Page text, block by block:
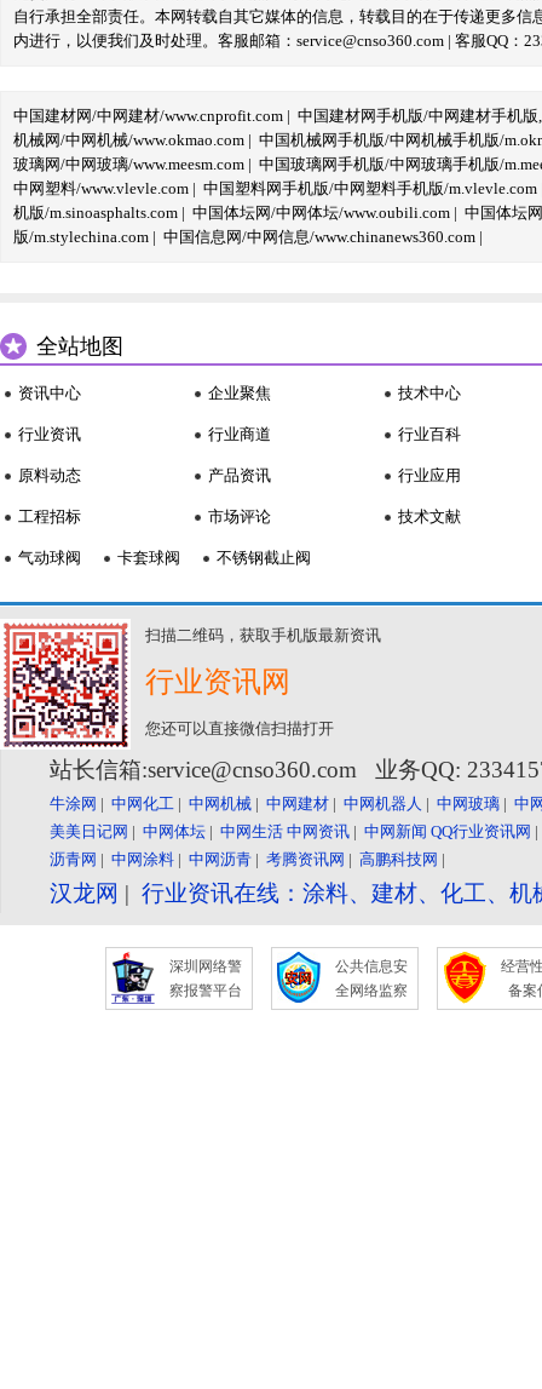
自行承担全部责任。本网转载自其它媒体的信息，转载目的在于传递更多
内进行，以便我们及时处理。客服邮箱：service@cnso360.com | 客服QQ：
中国建材网/中网建材/www.cnprofit.com | 中国建材网手机版/中网建材手机版
机械网/中网机械/www.okmao.com | 中国机械网手机版/中网机械手机版/
玻璃网/中网玻璃/www.meesm.com | 中国玻璃网手机版/中网玻璃手机版/
中网塑料/www.vlevle.com | 中国塑料网手机版/中网塑料手机版/m.vlevle.com
机版/m.sinoasphalts.com | 中国体坛网/中网体坛/www.oubili.com | 中国体坛
版/m.stylechina.com | 中国信息网/中网信息/www.chinanews360.com |
全站地图
资讯中心
行业资讯
原料动态
工程招标
企业聚焦
行业商道
产品资讯
市场评论
技术中心
行业百科
行业应用
技术文献
气动球阀 卡套球阀 不锈钢截止阀
扫描二维码，获取手机版最新资讯
行业资讯网
您还可以直接微信扫描打开
站长信箱:service@cnso360.com 业务QQ:
牛涂网 | 中网化工 | 中网机械 | 中网建材 | 中网机器人 | 中网玻璃 | 中
美美日记网 | 中网体坛 | 中网生活 中网资讯 | 中网新闻 QQ行业资讯网
沥青网 | 中网涂料 | 中网沥青 | 考腾资讯网 | 高鹏科技网 |
汉龙网 | 行业资讯在线：涂料、建材、化工、
深圳网络警
察报警平台
公共信息安
全网络监察
经营
备案